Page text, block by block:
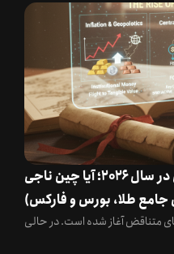
چشم‌انداز بازارهای مالی در سال ۲۰۲۶؛ آیا چین ناجی
طلا، بورس و فارکس)